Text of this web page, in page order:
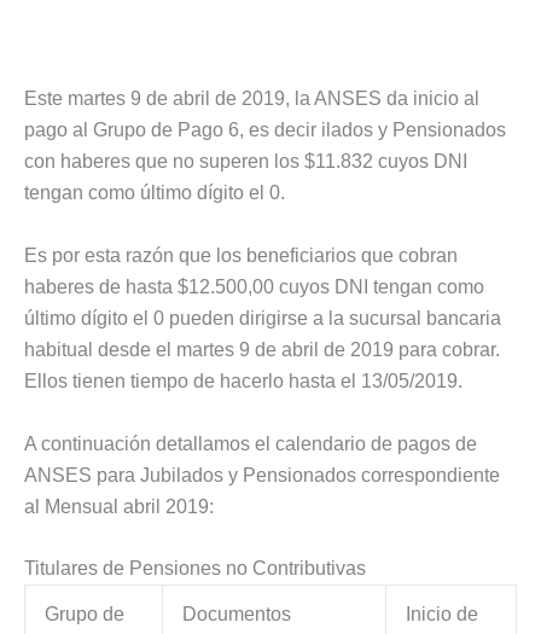
Este martes 9 de abril de 2019, la ANSES da inicio al
pago al Grupo de Pago 6, es decir ilados y Pensionados
con haberes que no superen los $11.832 cuyos DNI
tengan como último dígito el 0.
Es por esta razón que los beneficiarios que cobran
haberes de hasta $12.500,00 cuyos DNI tengan como
último dígito el 0 pueden dirigirse a la sucursal bancaria
habitual desde el martes 9 de abril de 2019 para cobrar.
Ellos tienen tiempo de hacerlo hasta el 13/05/2019.
A continuación detallamos el calendario de pagos de
ANSES para Jubilados y Pensionados correspondiente
al Mensual abril 2019:
Titulares de Pensiones no Contributivas
Grupo de
Documentos
Inicio de